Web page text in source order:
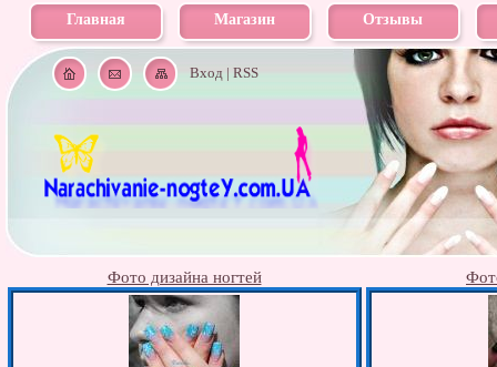
Главная Магазин Отзывы
Вход| RSS
Фото дизайна ногтей